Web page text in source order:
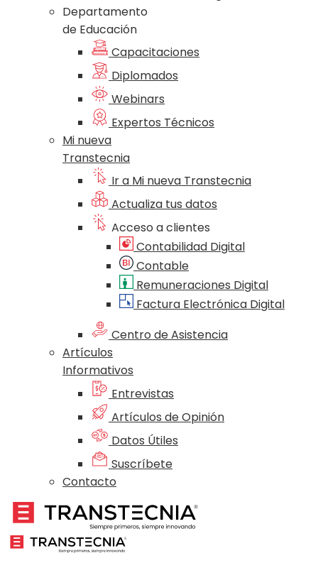
Departamento
de Educación
Capacitaciones
Diplomados
Webinars
Expertos Técnicos
Mi nueva
Transtecnia
Ir a Mi nueva Transtecnia
Actualiza tus datos
Acceso a clientes
Contabilidad Digital
Contable
Remuneraciones Digital
Factura Electrónica Digital
Centro de Asistencia
Artículos
Informativos
Entrevistas
Artículos de Opinión
Datos Útiles
Suscríbete
Contacto